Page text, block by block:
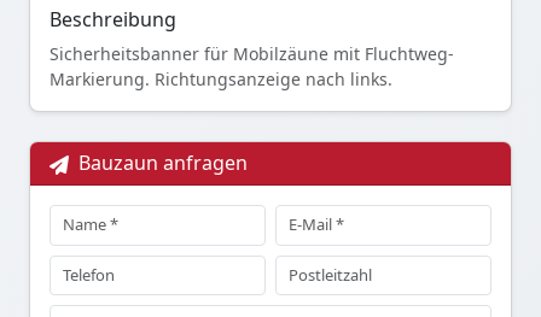
Beschreibung
Sicherheitsbanner für Mobilzäune mit Fluchtweg-
Markierung. Richtungsanzeige nach links.
Bauzaun anfragen